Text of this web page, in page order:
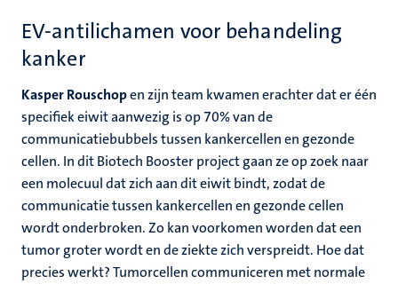
EV-antilichamen voor behandeling
kanker
Kasper Rouschopen zijn team kwamen erachter dat er één
specifiek eiwit aanwezig is op 70% van de
communicatiebubbels tussen kankercellen en gezonde
cellen. In dit Biotech Booster project gaan ze op zoek naar
een molecuul dat zich aan dit eiwit bindt, zodat de
communicatie tussen kankercellen en gezonde cellen
wordt onderbroken. Zo kan voorkomen worden dat een
tumor groter wordt en de ziekte zich verspreidt. Hoe dat
precies werkt? Tumorcellen communiceren met normale